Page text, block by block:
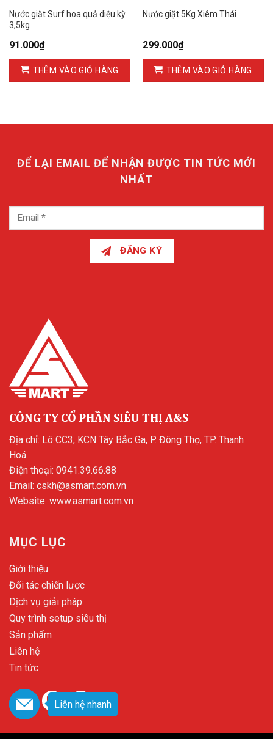
Nước giặt Surf hoa quả diệu kỳ
3,5kg
91.000₫
THÊM VÀO GIỎ HÀNG
Nước giặt 5Kg Xiêm Thái
299.000₫
THÊM VÀO GIỎ HÀNG
ĐỂ LẠI EMAIL ĐỂ NHẬN ĐƯỢC TIN TỨC MỚI
NHẤT
ĐĂNG KÝ
CÔNG TY CỔ PHẦN SIÊU THỊ A&S
Địa chỉ: Lô CC3, KCN Tây Bắc Ga, P. Đông Thọ, TP. Thanh
Hoá.
Điện thoại: 0941.39.66.88
Email: cskh@asmart.com.vn
Website: www.asmart.com.vn
MỤC LỤC
Giới thiệu
Đối tác chiến lược
Dịch vụ giải pháp
Quy trình setup siêu thị
Sản phẩm
Liên hệ
Tin tức
Liên hệ nhanh